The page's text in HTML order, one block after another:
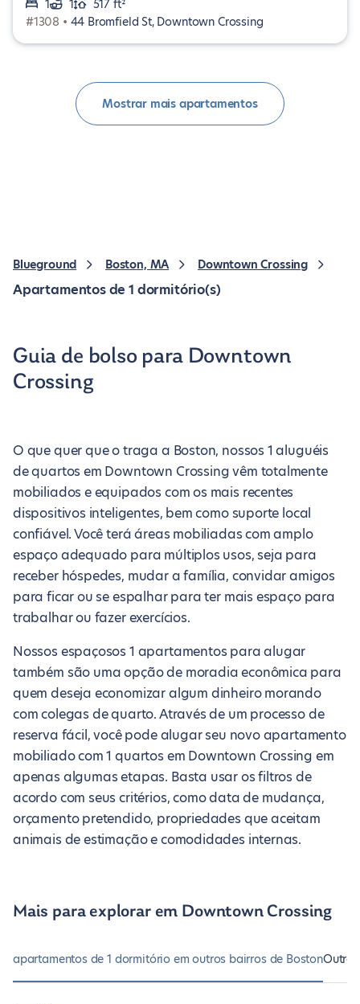
1 1
517 ft²
#1308 • 44 Bromfield St, Downtown Crossing
Mostrar mais apartamentos
Blueground Boston, MA Downtown Crossing
Apartamentos de 1 dormitório(s)
Guia de bolso para Downtown
Crossing
O que quer que o traga a Boston, nossos 1 aluguéis
de quartos em Downtown Crossing vêm totalmente
mobiliados e equipados com os mais recentes
dispositivos inteligentes, bem como suporte local
confiável. Você terá áreas mobiliadas com amplo
espaço adequado para múltiplos usos, seja para
receber hóspedes, mudar a família, convidar amigos
para ficar ou se espalhar para ter mais espaço para
trabalhar ou fazer exercícios.
Nossos espaçosos 1 apartamentos para alugar
também são uma opção de moradia econômica para
quem deseja economizar algum dinheiro morando
com colegas de quarto. Através de um processo de
reserva fácil, você pode alugar seu novo apartamento
mobiliado com 1 quartos em Downtown Crossing em
apenas algumas etapas. Basta usar os filtros de
acordo com seus critérios, como data de mudança,
orçamento pretendido, propriedades que aceitam
animais de estimação e comodidades internas.
Mais para explorar em Downtown Crossing
apartamentos de 1 dormitório em outros bairros de Boston